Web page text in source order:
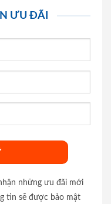
ƯU ĐÃI
những ưu đãi mới
tin sẽ được bảo mật